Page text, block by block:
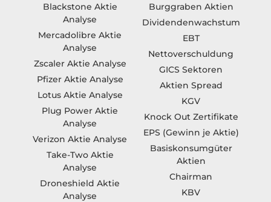
Blackstone Aktie
Analyse
Mercadolibre Aktie
Analyse
Zscaler Aktie Analyse
Pfizer Aktie Analyse
Lotus Aktie Analyse
Plug Power Aktie
Analyse
Verizon Aktie Analyse
Take-Two Aktie
Analyse
Droneshield Aktie
Analyse
Burggraben Aktien
Dividendenwachstum
EBT
Nettoverschuldung
GICS Sektoren
Aktien Spread
KGV
Knock Out Zertifikate
EPS (Gewinn je Aktie)
Basiskonsumgüter
Aktien
Chairman
KBV